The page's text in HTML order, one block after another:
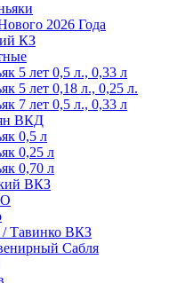
2026 Года
КЗ
5 лет 0,5 л., 0,33 л
5 лет 0,18 л., 0,25 л.
7 лет 0,5 л., 0,33 л
ВКД
0,5 л
0,25 л
0,70 л
ВКЗ
ВКЗ
Сабля